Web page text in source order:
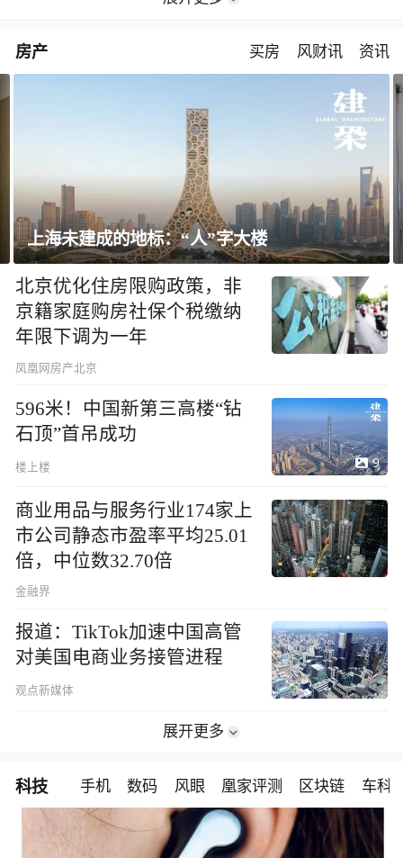
房产 买房 风财讯 资讯
飘窗竟然能变身全屋C位 都后悔没早知道！
北京优化住房限购政策，非
京籍家庭购房社保个税缴纳
年限下调为一年
凤凰网房产北京
596米！中国新第三高楼“钻
石顶”首吊成功
楼上楼 9
商业用品与服务行业174家上
市公司静态市盈率平均25.01
倍，中位数32.70倍
金融界
报道：TikTok加速中国高管
对美国电商业务接管进程
观点新媒体
展开更多
科技 手机 数码 风眼 凰家评测 区块链 车科